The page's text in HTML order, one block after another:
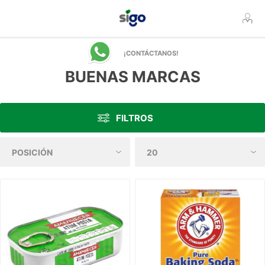
¡CONTÁCTANOS!
BUENAS MARCAS
FILTROS